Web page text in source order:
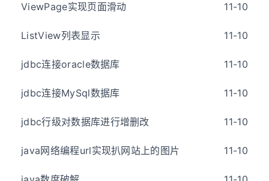
ViewPage实现页面滑动 11-10
ListView列表显示 11-10
jdbc连接oracle数据库 11-10
jdbc连接MySql数据库 11-10
jdbc行级对数据库进行增删改 11-10
java网络编程url实现扒网站上的图片 11-10